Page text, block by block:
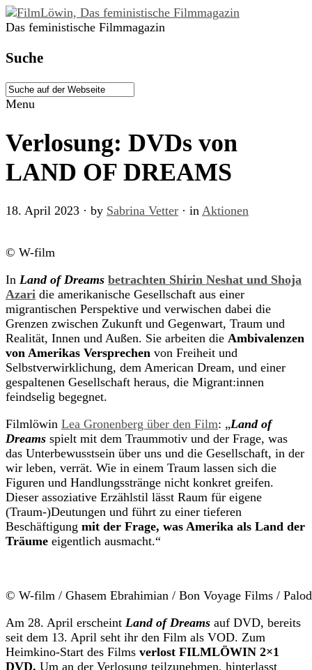
Das feministische Filmmagazin
Suche
Menu
Verlosung: DVDs von
LAND OF DREAMS
18. April 2023 · by Sabrina Vetter · in Aktionen
© W-film
In Land of Dreams betrachten Shirin Neshat und Shoja
Azari die amerikanische Gesellschaft aus einer
migrantischen Perspektive und verwischen dabei die
Grenzen zwischen Zukunft und Gegenwart, Traum und
Realität, Innen und Außen. Sie arbeiten die Ambivalenzen
von Amerikas Versprechen von Freiheit und
Selbstverwirklichung, dem American Dream, und einer
gespaltenen Gesellschaft heraus, die Migrant:innen
feindselig begegnet.
Filmlöwin Lea Gronenberg über den Film: „Land of
Dreams spielt mit dem Traummotiv und der Frage, was
das Unterbewusstsein über uns und die Gesellschaft, in der
wir leben, verrät. Wie in einem Traum lassen sich die
Figuren und Handlungsstränge nicht konkret greifen.
Dieser assoziative Erzählstil lässt Raum für eigene
(Traum-)Deutungen und führt zu einer tieferen
Beschäftigung mit der Frage, was Amerika als Land der
Träume eigentlich ausmacht.“
© W-film / Ghasem Ebrahimian / Bon Voyage Films /
Am 28. April erscheint Land of Dreams auf DVD, bereits
seit dem 13. April seht ihr den Film als VOD. Zum
Heimkino-Start des Films verlost FILMLÖWIN 2×1
DVD. Um an der Verlosung teilzunehmen, hinterlasst